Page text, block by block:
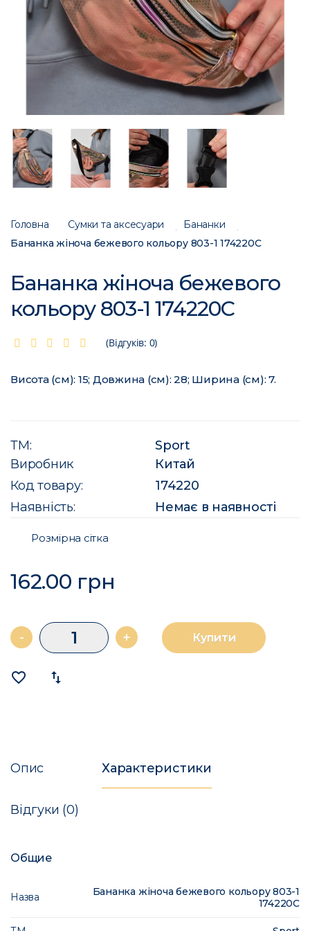
Головна Сумки та аксесуари
Бананки
Бананка жіноча бежевого кольору 803-1 174220C
Бананка жіноча бежевого
кольору 803-1 174220C
(Відгуків: 0)
Висота (см): 15; Довжина (см): 28; Ширина (см): 7.
ТМ:
Sport
Виробник
Китай
Код товару:
174220
Наявність:
Немає в наявності
Розмірна сітка
162.00 грн
- + Купити
favorite_border import_export
Опис Характеристики
Відгуки (0)
Общие
Назва
Бананка жіноча бежевого кольору 803-1
174220C